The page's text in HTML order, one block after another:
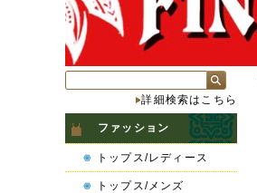
詳細検索はこちら
ファッション
トップス/レディース
トップス/メンズ